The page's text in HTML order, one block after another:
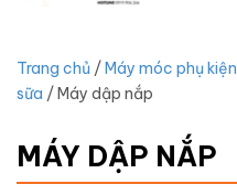
Trang chủ /Máy móc phụ kiện
sữa / Máy dập nắp
MÁY DẬP NẮP